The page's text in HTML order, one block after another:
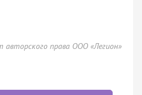
авторского права ООО «Легион»